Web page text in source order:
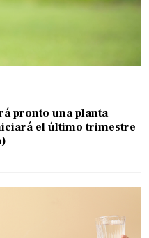
pronto una planta
el último trimestre